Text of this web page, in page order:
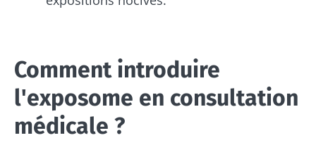
Comment introduire
l'exposome en consultation
médicale ?